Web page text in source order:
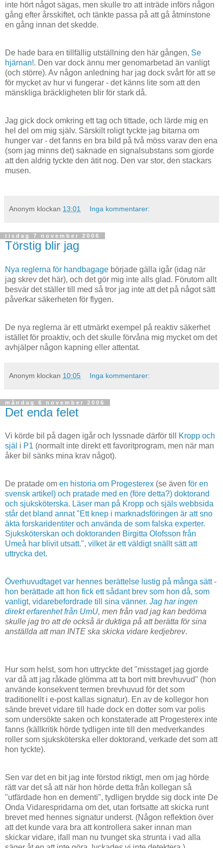
inte hört något sägas, men skulle tro att inträde införs någon
gång efter årsskiftet, och tänkte passa på att gå åtminstone
en gång innan det skedde.
De hade bara en tillfällig utställning den här gången, Se
hjärnan!. Den var dock ännu mer genomarbetad än vanligt
(och större). Av någon anledning har jag dock svårt för att se
för mycket av hur vi fungerar - det känns lite som att den
mänskliga bräckligheten blir för stark då.
Jag gick dock omkring ett tag och tittade, och lärde mig en
hel del om mig själv. Särskilt roligt tyckte jag bitarna om
hunger var - det fanns en bra bild på två möss varav den ena
(som jag minns det) saknade en signalsubstans som gjorde
att den aldrig tyckte den ätit nog. Den var stor, den stackars
musen.
Anonym klockan 13:01 Inga kommentarer:
tisdag 7 november 2006
Törstig blir jag
Nya reglerna för handbagage började gälla igår (idag när
jag skrev det här), och det gör mig inte alls glad. Förutom allt
besvär det ställer till med så tror jag inte att det på något sätt
påverkar säkerheten för flygen.
De nya reglerna är ett utmärkt exempel på reaktiv säkerhet
istället för proaktiv, och det skulle förvåna mig mycket om det
avhjälper någon kapning eller attentat.
Anonym klockan 10:05 Inga kommentarer:
måndag 6 november 2006
Det enda felet
Vi körde bil på dagen igår och lyssnade därför till
Kropp och
själ i P1 (normalt inte direkt ett favoritprogram, men när man
åker bil sänks mina krav något).
De pratade om en historia om Progesterex (se även för en
svensk artikel) och pratade med en (före detta?) doktorand
och sjuksköterska. Läser man på Kropp och själs webbsida
står det bland annat "Ett knep i marknadsföringen är att sno
äkta forskaridentiter och använda de som falska experter.
Sjuksköterskan och doktoranden Birgitta Olofsson från
Umeå har blivit utsatt.", vilket är ett väldigt snällt sätt att
uttrycka det.
Överhuvudtaget var hennes berättelse lustig på många sätt -
hon berättade att hon fick ett sådant brev som hon då, som
vanligt, vidarebefordrade till sina vänner. Jag har ingen
direkt erfarenhet från UmU, men från vad jag kan bedöma
skulle jag tro att de också är duktiga på att berätta för sina
anställda att man INTE ska skicka vidare kedjebrev.
Hur som helst, som hon uttryckte det "misstaget jag gjorde
var då att jag råkade glömma att ta bort mitt brevhuvud" (hon
använde konsekvent termen brevhuvud för det som
traditionellt i e-post kallas signatur). En av de kollegor hon
sände brevet vidare till hade dock en dotter som var polis
som undersökte saken och konstaterade att Progesterex inte
fanns (källkritik hörde tydligen inte till den medverkandes
roller som sjuksköterska eller doktorand, verkade det som att
hon tyckte).
Sen var det en bit jag inte förstod riktigt, men om jag hörde
rätt var det så att när hon hörde detta från kollegan så
"utfärdade hon en dementi", tydligen brydde sig dock inte De
Onda Vidarespridarna om det, utan fortsatte att skicka runt
brevet med hennes signatur underst. (Någon reflektion över
att det kunde vara bra att kontrollera saker innan man
skickar vidare, ifall man nu tvunget ska strunta i vad alla